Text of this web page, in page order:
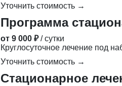
Уточнить стоимость →
Программа
от 9 000 ₽ / сутки
Круглосуточное лечение под
Уточнить стоимость →
Стационарное